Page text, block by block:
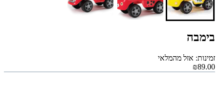
בימבה
זמינות: אזל מהמלאי
₪89.00